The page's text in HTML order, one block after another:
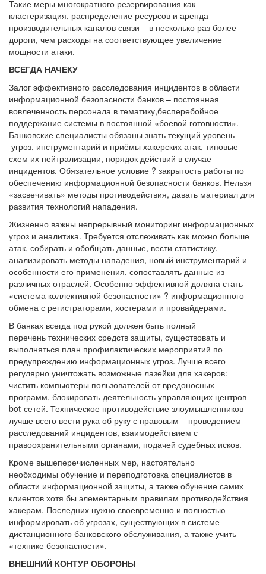
Такие меры многократного резервирования как
кластеризация, распределение ресурсов и аренда
производительных каналов связи – в несколько раз более
дороги, чем расходы на соответствующее увеличение
мощности атаки.
ВСЕГДА НАЧЕКУ
Залог эффективного расследования инцидентов в области
информационной безопасности банков – постоянная
вовлеченность персонала в тематику,бесперебойное
поддержание системы в постоянной «боевой готовности».
Банковские специалисты обязаны знать текущий уровень
угроз, инструментарий и приёмы хакерских атак, типовые
схем их нейтрализации, порядок действий в случае
инцидентов. Обязательное условие ? закрытость работы по
обеспечению информационной безопасности банков. Нельзя
«засвечивать» методы противодействия, давать материал для
развития технологий нападения.
Жизненно важны непрерывный мониторинг информационных
угроз и аналитика. Требуется отслеживать как можно больше
атак, собирать и обобщать данные, вести статистику,
анализировать методы нападения, новый инструментарий и
особенности его применения, сопоставлять данные из
различных отраслей. Особенно эффективной должна стать
«система коллективной безопасности» ? информационного
обмена с регистраторами, хостерами и провайдерами.
В банках всегда под рукой должен быть полный
перечень технических средств защиты, существовать и
выполняться план профилактических мероприятий по
предупреждению информационных угроз. Лучше всего
регулярно уничтожать возможные лазейки для хакеров:
чистить компьютеры пользователей от вредоносных
программ, блокировать деятельность управляющих центров
bot-сетей. Техническое противодействие злоумышленников
лучше всего вести рука об руку с правовым – проведением
расследований инцидентов, взаимодействием с
правоохранительными органами, подачей судебных исков.
Кроме вышеперечисленных мер, настоятельно
необходимы обучение и переподготовка специалистов в
области информационной защиты, а также обучение самих
клиентов хотя бы элементарным правилам противодействия
хакерам. Последних нужно своевременно и полностью
информировать об угрозах, существующих в системе
дистанционного банковского обслуживания, а также учить
«технике безопасности».
ВНЕШНИЙ КОНТУР ОБОРОНЫ